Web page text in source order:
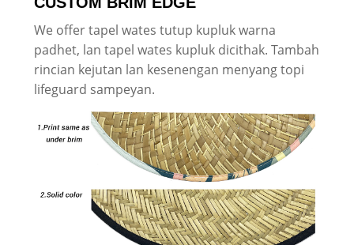
We offer tapel wates tutup kupluk warna
padhet, lan tapel wates kupluk dicithak. Tambah
rincian kejutan lan kesenengan menyang topi
lifeguard sampeyan.